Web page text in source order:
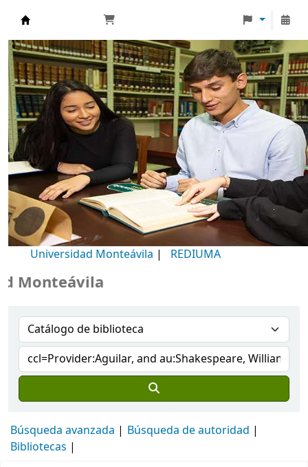
Biblioteca Universidad Monteávila
Universidad Monteávila | REDIUMA
Búsqueda avanzada
Búsqueda de autoridad
Bibliotecas